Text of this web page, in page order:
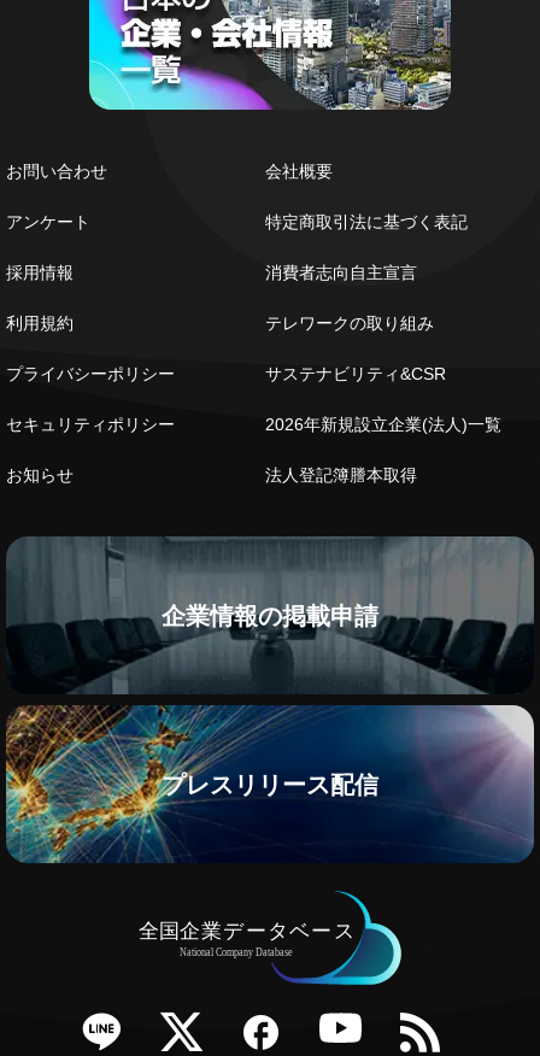
お問い合わせ
アンケート
採用情報
利用規約
プライバシーポリシー
セキュリティポリシー
お知らせ
会社概要
特定商取引法に基づく表記
消費者志向自主宣言
テレワークの取り組み
サステナビリティ&CSR
2026年新規設立企業(法人)一覧
法人登記簿謄本取得
企業情報の掲載申請
プレスリリース配信
Twitter Facebook YouTube RSS